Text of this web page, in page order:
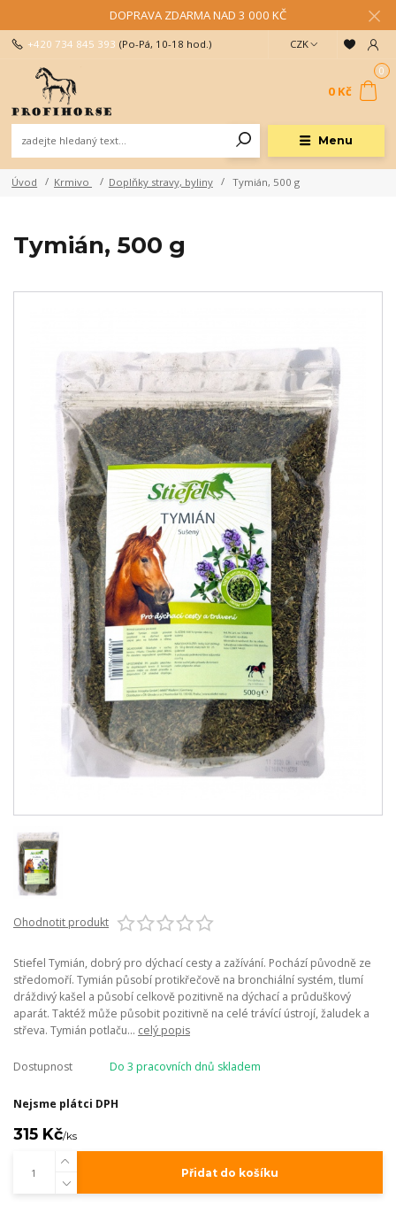
DOPRAVA ZDARMA NAD 3 000 KČ
Menu
CZK
+420 734 845 393 (Po-Pá, 10-18 hod.)
0
0 Kč
Úvod Krmivo Doplňky stravy, byliny Tymián, 500 g
Tymián, 500 g
Ohodnotit produkt
Stiefel Tymián, dobrý pro dýchací cesty a zažívání. Pochází původně ze
středomoří. Tymián působí protikřečově na bronchiální systém, tlumí
dráždivý kašel a působí celkově pozitivně na dýchací a průduškový
aparát. Taktéž může působit pozitivně na celé trávící ústrojí, žaludek a
střeva. Tymián potlaču... celý popis
Dostupnost Do 3 pracovních dnů skladem
Nejsme plátci DPH
315 Kč/ks
Přidat do košíku